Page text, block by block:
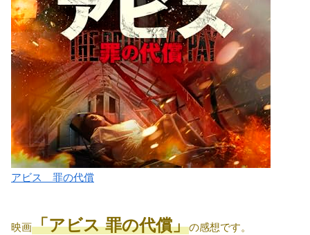
アビス 罪の代償
映画「アビス 罪の代償」の感想です。